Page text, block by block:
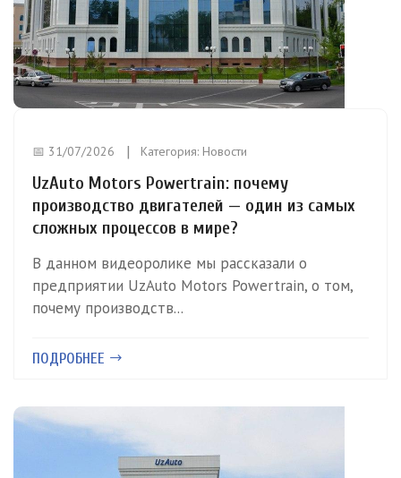
📅 31/07/2026 Категория: Новости
UzAuto Motors Powertrain: почему
производство двигателей — один из самых
сложных процессов в мире?
В данном видеоролике мы рассказали о
предприятии UzAuto Motors Powertrain, о том,
почему производств...
ПОДРОБНЕЕ